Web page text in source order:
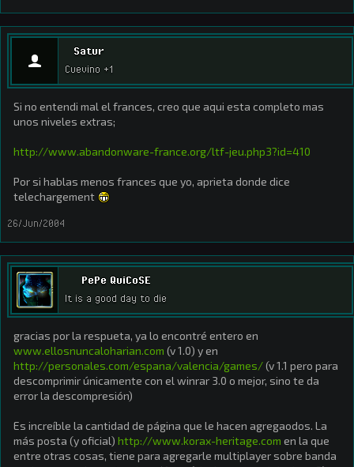
Satur
Cuevino +1
Si no entendi mal el frances, creo que aqui esta completo mas
unos niveles extras;
http://www.abandonware-france.org/ltf-jeu.php3?id=410
Por si hablas menos frances que yo, aprieta donde dice
telechargement
26/Jun/2004
PePe QuiCoSE
It is a good day to die
gracias por la respueta, ya lo encontré entero en
www.ellosnuncaloharian.com (v 1.0) y en
http://personales.com/espana/valencia/games/(v 1.1 pero para
descomprimir únicamente con el winrar 3.0 o mejor, sino te da
error la descompresión)
Es increíble la cantidad de página que le hacen agregaodos. La
más posta (y oficial) http://www.korax-heritage.com en la que
entre otras cosas, tiene para agregarle multiplayer sobre banda